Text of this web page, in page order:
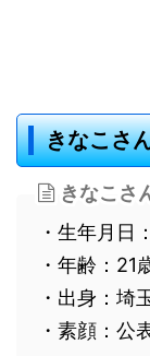
きなこさ
きなこさ
・生年月日
・年齢：21
・出身：埼
・素顔：公